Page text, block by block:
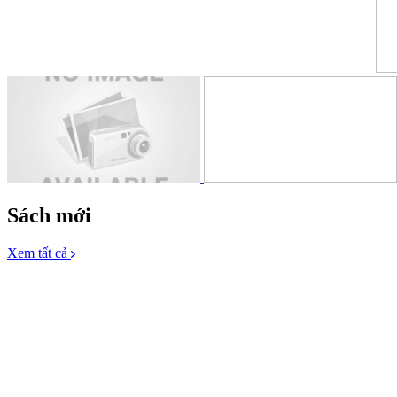
Sách mới
Xem tất cả